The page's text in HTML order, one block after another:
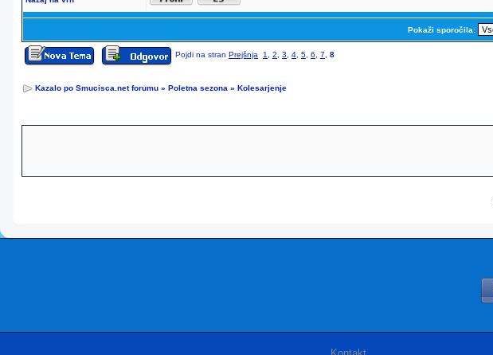
Pokaži sporočila:
Pojdi na stran Prejšnja 1 2 3 4 5 6 7 8
Kazalo po Smucisca.net forumu » Poletna sezona » Kolesarjenje